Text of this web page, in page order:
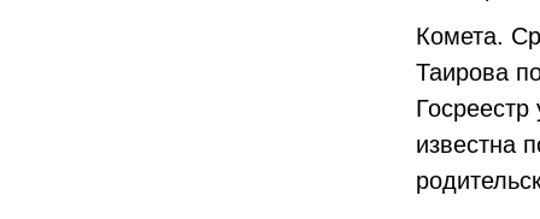
Комета.
Таирова
известна